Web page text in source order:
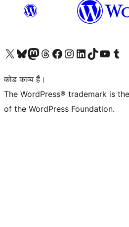
Visit our X (formerly Twitter) account
हमारे बलुस्की खाते पर जाएँVisit our Mastodon account
हमारे थ्रेड्स अकाउंट पर जाएंहमारे फेसबुक पेज पर जाएँहमारे इंस्टाग्राम अकाउंट पर जाएंहमारे लिंक्डइन खाते पर जाएँहमारे टिकटॉक खाते पर जाएँहमारे यूट्यूब चैनल पर जाएंहमारे Tumblr खाते पर जाएँ
कोड काव्य हैं।
The WordPress® trademark is
of the WordPress Foundation.